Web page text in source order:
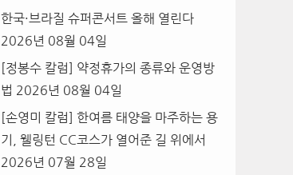
한국·브라질 슈퍼콘서트 올해 열린다
2026년 08월 04일
[정봉수 칼럼] 약정휴가의 종류와 운영방
법 2026년 08월 04일
[손영미 칼럼] 한여름 태양을 마주하는 용
기, 웰링턴 CC코스가 열어준 길 위에서
2026년 07월 28일